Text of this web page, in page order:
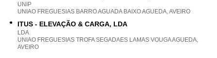
UNIP
UNIAO FREGUESIAS BARRO AGUADA BAIXO AGUEDA, AVEIRO
ITUS - ELEVAÇÃO & CARGA, LDA
LDA
UNIAO FREGUESIAS TROFA SEGADAES LAMAS VOUGA AGUEDA,
AVEIRO